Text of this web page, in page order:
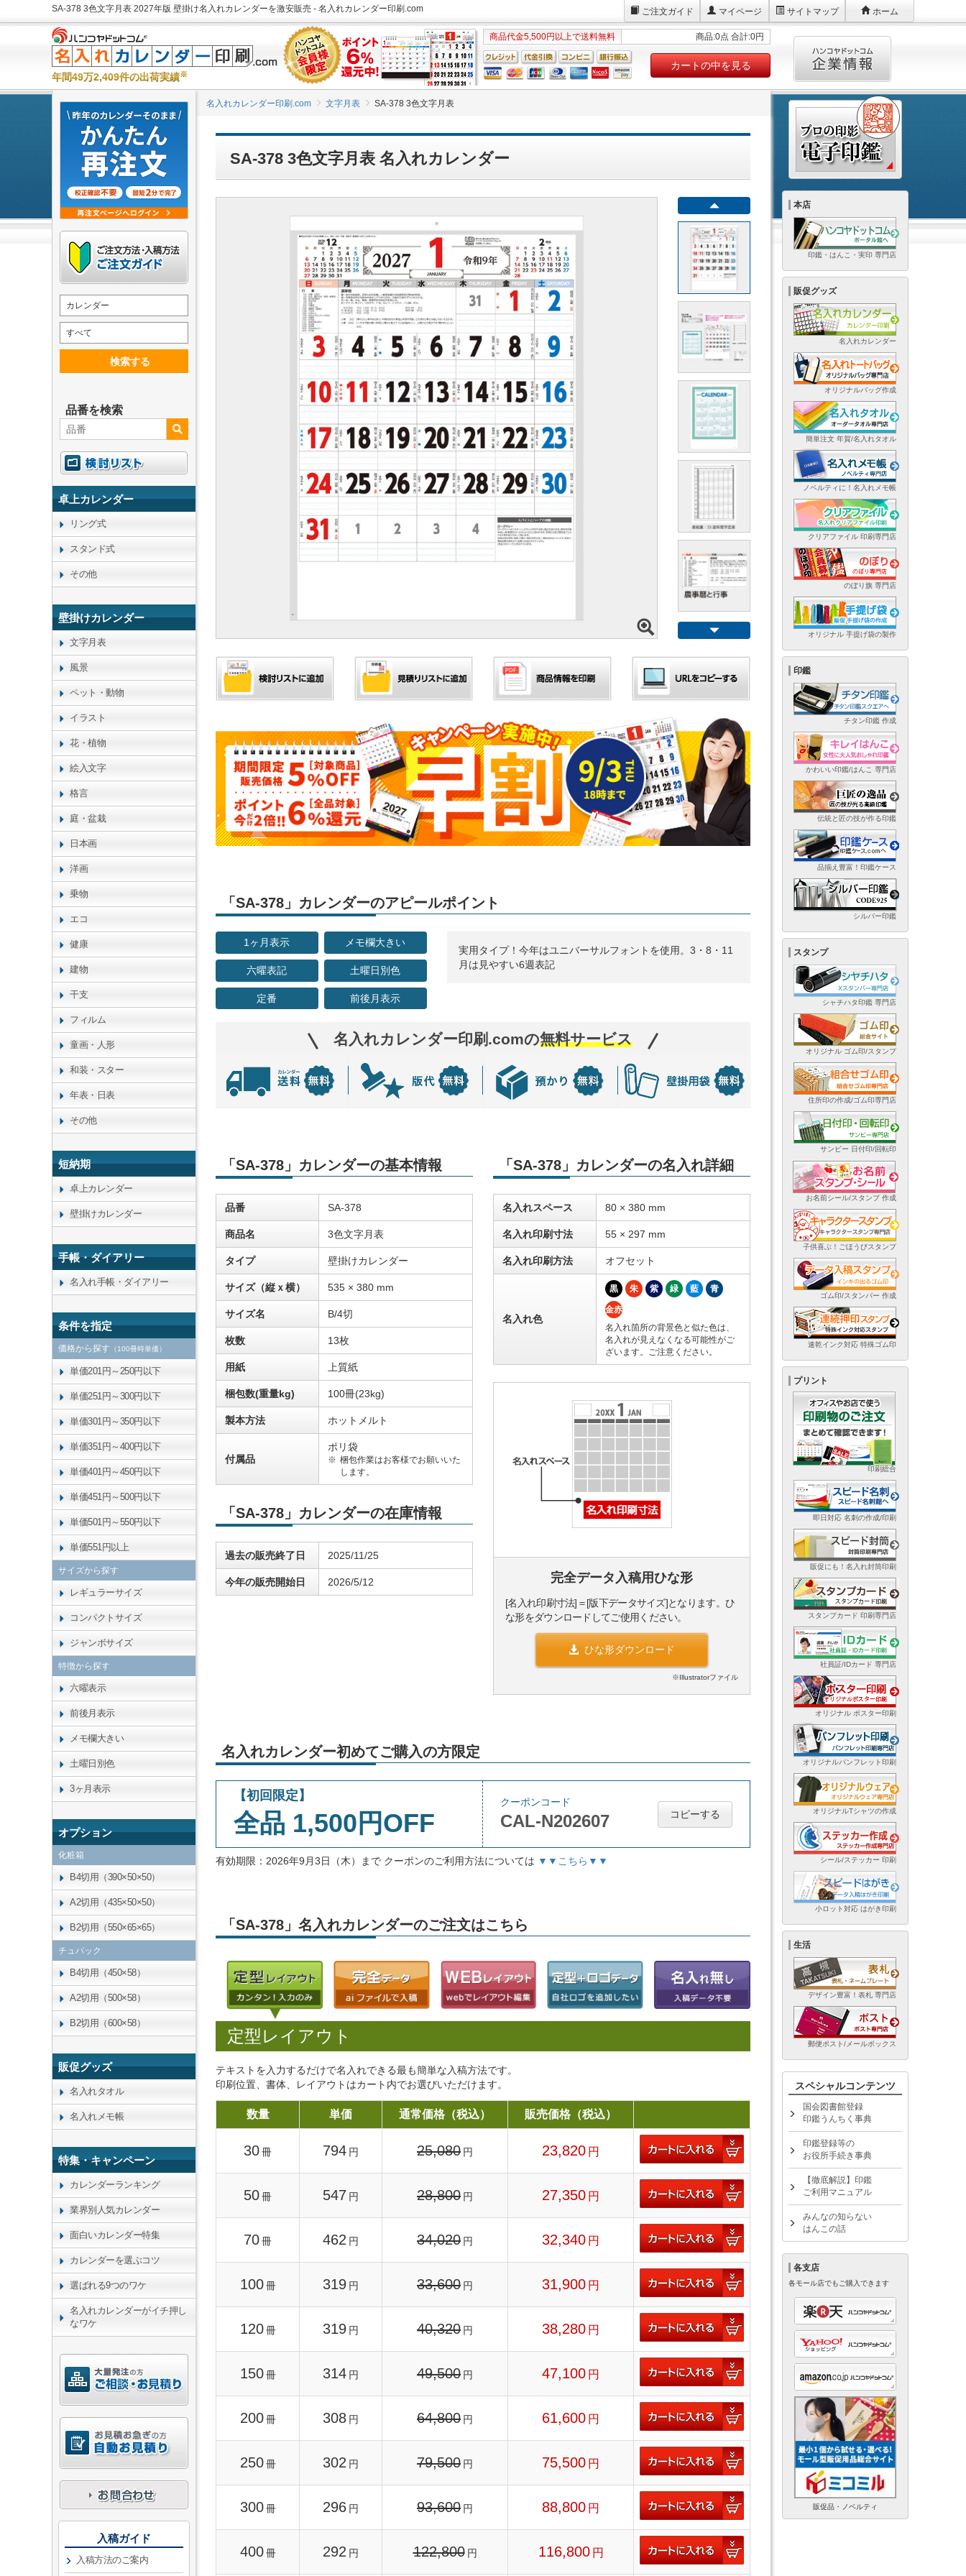
SA-378 3色文字月表 2027年版 壁掛け名入れカレンダーを激安販売 - 名入れカレンダー印刷.com ご注文ガイド マイページ サイトマップ ホーム
年間49万2,409件の出荷実績※
商品代金5,500円以上で送料無料 商品:0点 合計:0円
カートの中を見る
名入れカレンダー印刷.com 文字月表 SA-378 3色文字月表
SA-378 3色文字月表 名入れカレンダー
「SA-378」カレンダーのアピールポイント
1ヶ月表示 メモ欄大きい
六曜表記 土曜日別色
定番 前後月表示
実用タイプ！今年はユニバーサルフォントを使用。3・8・11
月は見やすい6週表記
名入れカレンダー印刷.comの無料サービス
「SA-378」カレンダーの基本情報
品番 SA-378
商品名 3色文字月表
タイプ 壁掛けカレンダー
サイズ（縦ｘ横） 535 × 380 mm
サイズ名 B/4切
枚数 13枚
用紙 上質紙
梱包数(重量kg) 100冊(23kg)
製本方法 ホットメルト
付属品
ポリ袋
梱包作業はお客様でお願いいた
します。
「SA-378」カレンダーの在庫情報
過去の販売終了日 2025/11/25
今年の販売開始日 2026/5/12
「SA-378」カレンダーの名入れ詳細
名入れスペース 80 × 380 mm
名入れ印刷寸法 55 × 297 mm
名入れ印刷方法 オフセット
名入れ色
黒 朱 紫 緑 藍 青
金赤
名入れ箇所の背景色と似た色は、
名入れが見えなくなる可能性がご
ざいます。ご注意ください。
完全データ入稿用ひな形
[名入れ印刷寸法]＝[版下データサイズ]となります。ひ
な形をダウンロードしてご使用ください。
ひな形ダウンロード
※Illustratorファイル
名入れカレンダー初めてご購入の方限定
【初回限定】
全品 1,500円OFF
クーポンコード
CAL-N202607 コピーする
有効期限：2026年9月3日（木）まで クーポンのご利用方法については ▼▼こちら▼▼
「SA-378」名入れカレンダーのご注文はこちら
定型レイアウト
テキストを入力するだけで名入れできる最も簡単な入稿方法です。
印刷位置、書体、レイアウトはカート内でお選びいただけます。
数量 単価 通常価格（税込） 販売価格（税込）
30冊 794 円 25,080 円 23,820 円
50冊 547 円 28,800 円 27,350 円
70冊 462 円 34,020 円 32,340 円
100 冊 319 円 33,600 円 31,900 円
120 冊 319 円 40,320 円 38,280 円
150 冊 314 円 49,500 円 47,100 円
200 冊 308 円 64,800 円 61,600 円
250 冊 302 円 79,500 円 75,500 円
300 冊 296 円 93,600 円 88,800 円
400 冊 292 円 122,800 円 116,800 円
カレンダー
すべて
検索する
品番を検索
卓上カレンダー
リング式
スタンド式
その他
壁掛けカレンダー
文字月表
風景
ペット・動物
イラスト
花・植物
絵入文字
格言
庭・盆栽
日本画
洋画
乗物
エコ
健康
建物
干支
フィルム
童画・人形
和装・スター
年表・日表
その他
短納期
卓上カレンダー
壁掛けカレンダー
手帳・ダイアリー
名入れ手帳・ダイアリー
条件を指定
価格から探す （100冊時単価）
単価201円～250円以下
単価251円～300円以下
単価301円～350円以下
単価351円～400円以下
単価401円～450円以下
単価451円～500円以下
単価501円～550円以下
単価551円以上
サイズから探す
レギュラーサイズ
コンパクトサイズ
ジャンボサイズ
特徴から探す
六曜表示
前後月表示
メモ欄大きい
土曜日別色
3ヶ月表示
オプション
化粧箱
B4切用（390×50×50）
A2切用（435×50×50）
B2切用（550×65×65）
チュパック
B4切用（450×58）
A2切用（500×58）
B2切用（600×58）
販促グッズ
名入れタオル
名入れメモ帳
特集・キャンペーン
カレンダーランキング
業界別人気カレンダー
面白いカレンダー特集
カレンダーを選ぶコツ
選ばれる9つのワケ
名入れカレンダーがイチ押し
なワケ
入稿ガイド
入稿方法のご案内
本店
印鑑・はんこ・実印 専門店
販促グッズ
名入れカレンダー
オリジナルバッグ作成
簡単注文 年賀/名入れタオル
ノベルティに！名入れメモ帳
クリアファイル 印刷専門店
のぼり旗 専門店
オリジナル 手提げ袋の製作
印鑑
チタン印鑑 作成
かわいい印鑑/はんこ 専門店
伝統と匠の技が作る印鑑
品揃え豊富！印鑑ケース
シルバー印鑑
スタンプ
シャチハタ印鑑 専門店
オリジナル ゴム印/スタンプ
住所印の作成/ゴム印専門店
サンビー 日付印/回転印
お名前シール/スタンプ 作成
子供喜ぶ！ごほうびスタンプ
ゴム印/スタンパー 作成
速乾インク対応 特殊ゴム印
プリント
印刷総合
即日対応 名刺の作成/印刷
販促にも！名入れ封筒印刷
スタンプカード 印刷専門店
社員証/IDカード 専門店
オリジナル ポスター印刷
オリジナルパンフレット印刷
オリジナルTシャツの作成
シール/ステッカー 印刷
小ロット対応 はがき印刷
生活
デザイン豊富！表札 専門店
郵便ポスト/メールボックス
スペシャルコンテンツ
国会図書館登録
印鑑うんちく事典
印鑑登録等の
お役所手続き事典
【徹底解説】印鑑
ご利用マニュアル
みんなの知らない
はんこの話
各支店
各モール店でもご購入できます
販促品・ノベルティ